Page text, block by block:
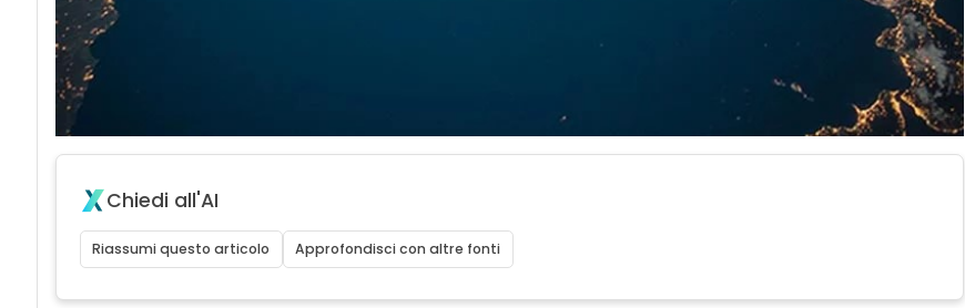
Chiedi all'AI
Riassumi questo articolo Approfondisci con altre fonti
CDP Venture Capital - Fondo Nazionale Innovazione